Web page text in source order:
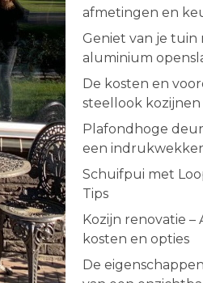
afmetingen en
Geniet van je tuin
aluminium
De kosten en
steellook kozijnen
Plafondhoge
een
Schuifpui met
Tips
Kozijn renovatie
kosten en opties
De